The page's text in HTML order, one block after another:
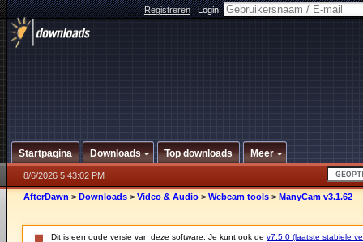
Registreren|Login:
Startpagina Downloads Top downloads Meer
8/6/2026 5:43:02 PM
AfterDawn > Downloads > Video & Audio > Webcam tools > ManyCam v3.1.62
Dit is een oude versie van deze software. Je kunt ook de v7.5.0 (laatste stabiele